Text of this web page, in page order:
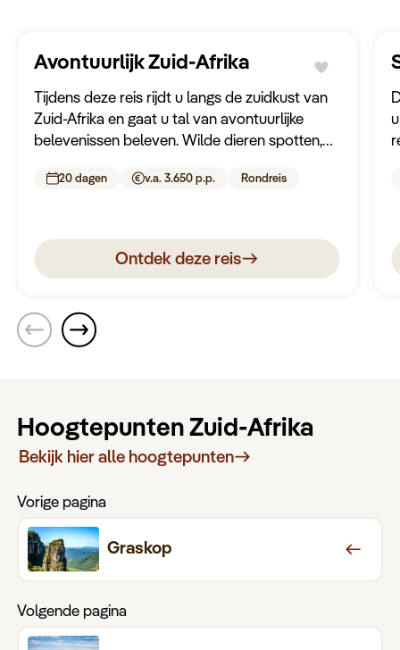
Avontuurlijk Zuid-Afrika
Tijdens deze reis rijdt u langs de zuidkust van
Zuid-Afrika en gaat u tal van avontuurlijke
belevenissen beleven. Wilde dieren spotten,
wijnproeverijen en shark cage diven! Dit is een
20 dagen v.a. 3.650 p.p. Rondreis
Ontdek deze reis
Hoogtepunten Zuid-Afrika
Bekijk hier alle hoogtepunten
Vorige pagina
Graskop
Volgende pagina